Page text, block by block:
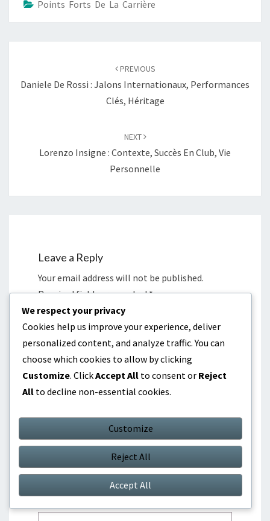
Points Forts De La Carrière
PREVIOUS
Daniele De Rossi : Jalons Internationaux, Performances
Clés, Héritage
NEXT
Lorenzo Insigne : Contexte, Succès En Club, Vie
Personnelle
Leave a Reply
Your email address will not be published.
Required fields are marked*
Comment*
We respect your privacy
Cookies help us improve your experience, deliver
personalized content, and analyze traffic. You can
choose which cookies to allow by clicking
Customize. ClickAccept All to consent or Reject
All to decline non-essential cookies.
Customize
Reject All
Accept All